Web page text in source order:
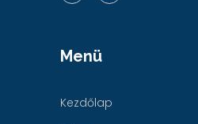
Menü
Kezdőlap